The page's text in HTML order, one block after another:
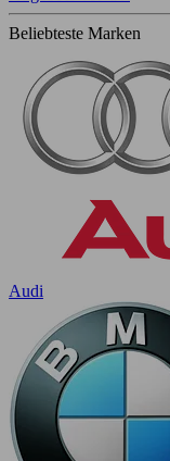
Beliebteste Marken
Audi